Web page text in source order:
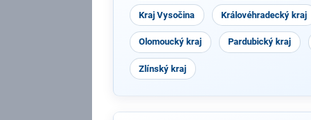
Kraj Vysočina Královéhradecký kraj
Olomoucký kraj Pardubický kraj
Zlínský kraj